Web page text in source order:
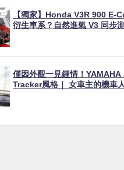
【獨家】Honda V3R 900 E-
衍生車系？自然進氣 V3 同步
僅因外觀一見鍾情！YAMAHA
Tracker風格｜ 女車主的機車